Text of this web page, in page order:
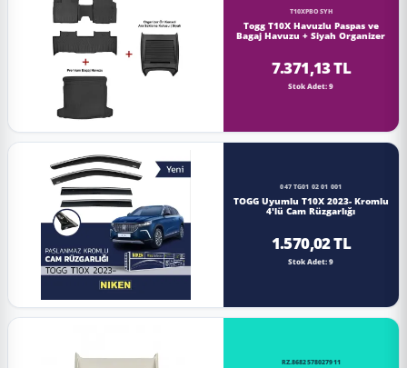
T10XPBOSYH
Togg T10X Havuzlu Paspas ve
Bagaj Havuzu + Siyah Organizer
7.371,13 TL
Stok Adet: 9
047 TG01 02 01 001
TOGG Uyumlu T10X 2023- Kromlu
4'lü Cam Rüzgarlığı
1.570,02 TL
Stok Adet: 9
RZ.8682578027911